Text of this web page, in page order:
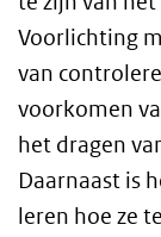
Voorlichting
van
voorkomen
het dragen
Daarnaast is
leren hoe ze